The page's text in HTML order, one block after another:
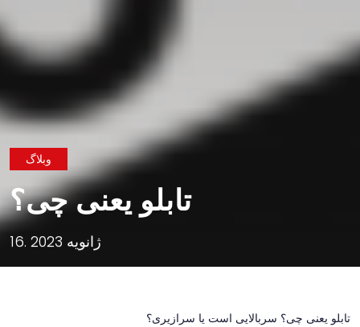
وبلاگ
تابلو یعنی چی؟
16. ژانویه 2023
تابلو یعنی چی؟ سربالایی است یا سرازیری؟